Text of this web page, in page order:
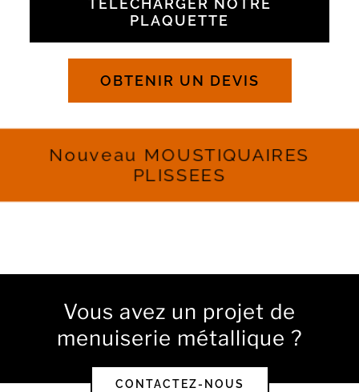
TÉLÉCHARGER NOTRE
PLAQUETTE
OBTENIR UN DEVIS
Nouveau MOUSTIQUAIRES
PLISSEES
Vous avez un projet de
menuiserie métallique ?
CONTACTEZ-NOUS